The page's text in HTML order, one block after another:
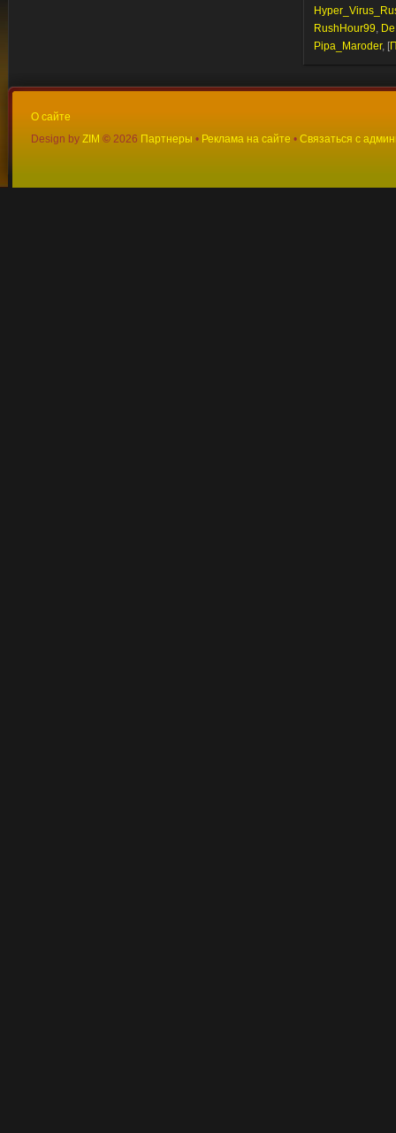
RushHour99,
Pipa_Maroder, [
О сайте
Design by ZIM © 2026 Партнеры • Реклама на сайте • Связаться с